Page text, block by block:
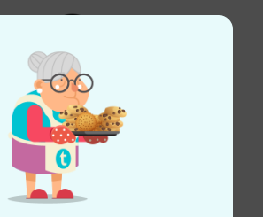
Thomann
informativ Thomann în limba
noroc, puteți câștiga unul dintre
de 50 €fiecare!
inspiraționale
Perspectivele Thomann